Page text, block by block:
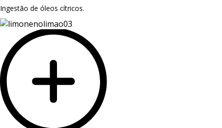
Ingestão de óleos cítricos.